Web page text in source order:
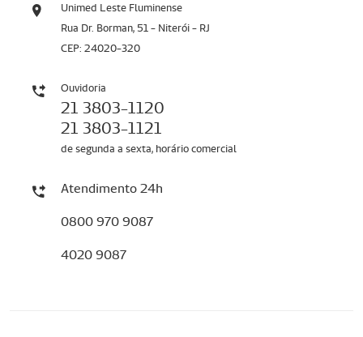
Unimed Leste Fluminense
Rua Dr. Borman, 51 - Niterói - RJ
CEP: 24020-320
Ouvidoria
21 3803-1120
21 3803-1121
de segunda a sexta, horário comercial
Atendimento 24h
0800 970 9087
4020 9087